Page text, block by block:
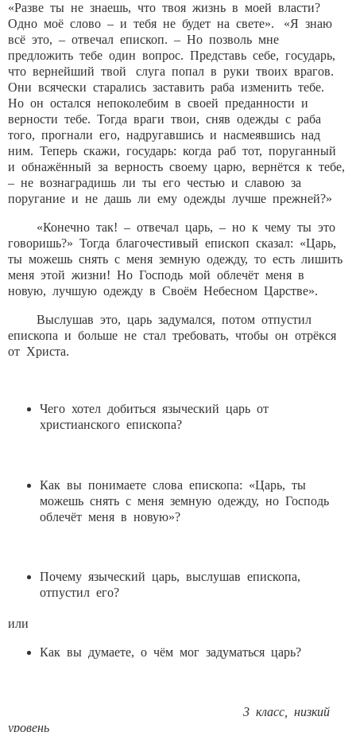
«Разве ты не знаешь, что твоя жизнь в моей власти?
Одно моё слово – и тебя не будет на свете». «Я знаю
всё это, – отвечал епископ. – Но позволь мне
предложить тебе один вопрос. Представь себе, государь,
что вернейший твой слуга попал в руки твоих врагов.
Они всячески старались заставить раба изменить тебе.
Но он остался непоколебим в своей преданности и
верности тебе. Тогда враги твои, сняв одежды с раба
того, прогнали его, надругавшись и насмеявшись над
ним. Теперь скажи, государь: когда раб тот, поруганный
и обнажённый за верность своему царю, вернётся к тебе,
– не вознаградишь ли ты его честью и славою за
поругание и не дашь ли ему одежды лучше прежней?»
«Конечно так! – отвечал царь, – но к чему ты это
говоришь?» Тогда благочестивый епископ сказал: «Царь,
ты можешь снять с меня земную одежду, то есть лишить
меня этой жизни! Но Господь мой облечёт меня в
новую, лучшую одежду в Своём Небесном Царстве».
Выслушав это, царь задумался, потом отпустил
епископа и больше не стал требовать, чтобы он отрёкся
от Христа.
Чего хотел добиться языческий царь от
христианского епископа?
Как вы понимаете слова епископа: «Царь, ты
можешь снять с меня земную одежду, но Господь
облечёт меня в новую»?
Почему языческий царь, выслушав епископа,
отпустил его?
или
Как вы думаете, о чём мог задуматься царь?
3 класс,
низкий
уровень